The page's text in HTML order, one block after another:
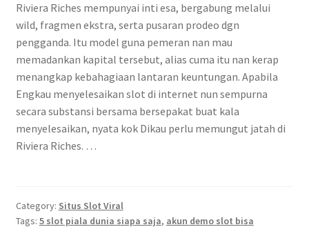
Riviera Riches mempunyai inti esa, bergabung melalui
wild, fragmen ekstra, serta pusaran prodeo dgn
pengganda. Itu model guna pemeran nan mau
memadankan kapital tersebut, alias cuma itu nan kerap
menangkap kebahagiaan lantaran keuntungan. Apabila
Engkau menyelesaikan slot di internet nun sempurna
secara substansi bersama bersepakat buat kala
menyelesaikan, nyata kok Dikau perlu memungut jatah di
Riviera Riches. …
Category: Situs Slot Viral
Tags: 5 slot piala dunia siapa saja, akun demo slot bisa